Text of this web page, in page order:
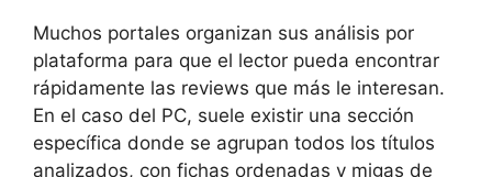
Muchos portales organizan sus análisis por
plataforma para que el lector pueda encontrar
rápidamente las reviews que más le interesan.
En el caso del PC, suele existir una sección
específica donde se agrupan todos los títulos
analizados, con fichas ordenadas y migas de